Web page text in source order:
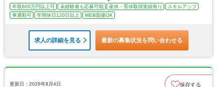
年収600万円以上可 未経験者も応募可能 産休・育休取得実績有り
スキルアップ
車通勤可
年間休日120日以上 WEB面接OK
求人の詳細を見る 最新の募集状況を問い合わせる
更新日：2026年8月4日 保存する